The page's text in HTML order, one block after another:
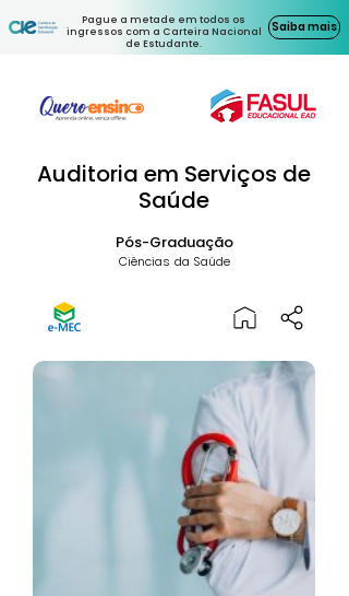
Pague a metade em todos os
ingressos com a Carteira Nacional
de Estudante.
Saiba mais
Auditoria em Serviços de
Saúde
Pós-Graduação
Ciências da Saúde